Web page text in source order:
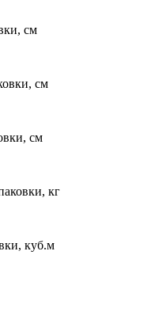
см
см
см
кг
куб.м